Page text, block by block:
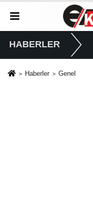
HABERLER
Haberler Genel